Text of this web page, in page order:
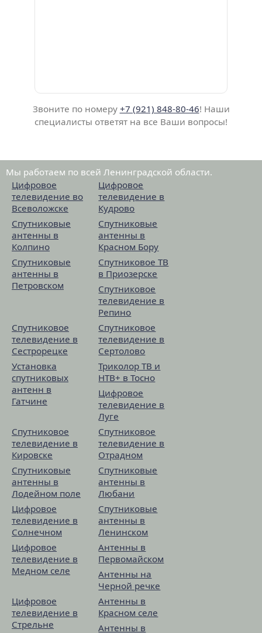
Звоните по номеру +7 (921) 848-80-46! Наши
специалисты ответят на все Ваши вопросы!
Мы работаем по всей Ленинградской области.
Цифровое
телевидение во
Всеволожске
Цифровое
телевидение в
Кудрово
Спутниковые
антенны в
Колпино
Спутниковые
антенны в
Красном Бору
Спутниковые
антенны в
Петровском
Спутниковое ТВ
в Приозерске
Спутниковое
телевидение в
Репино
Спутниковое
телевидение в
Сестрорецке
Спутниковое
телевидение в
Сертолово
Установка
спутниковых
антенн в
Гатчине
Триколор ТВ и
НТВ+ в Тосно
Цифровое
телевидение в
Луге
Спутниковое
телевидение в
Кировске
Спутниковое
телевидение в
Отрадном
Спутниковые
антенны в
Лодейном поле
Спутниковые
антенны в
Любани
Цифровое
телевидение в
Солнечном
Спутниковые
антенны в
Ленинском
Цифровое
телевидение в
Медном селе
Антенны в
Первомайском
Антенны на
Черной речке
Цифровое
телевидение в
Стрельне
Антенны в
Красном селе
Антенны в